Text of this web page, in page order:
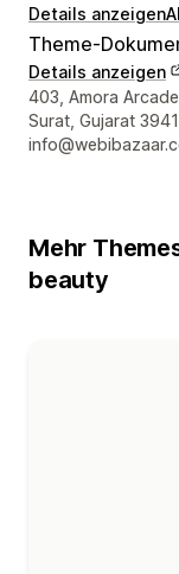
Details anzeigen
Theme-
Details anzeigen
Designer-
403, Amora
Surat, Gujarat
Mehr
beauty